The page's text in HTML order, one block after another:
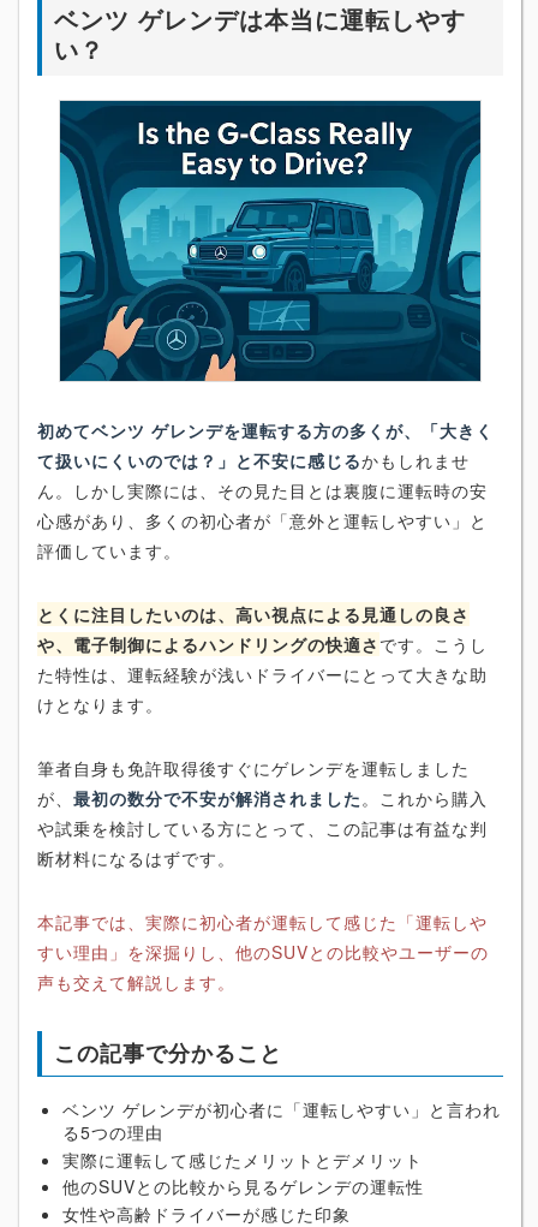
ベンツ ゲレンデは本当に運転しやす
い？
初めてベンツ ゲレンデを運転する方の多くが、「大きく
て扱いにくいのでは？」と不安に感じるかもしれませ
ん。しかし実際には、その見た目とは裏腹に運転時の安
心感があり、多くの初心者が「意外と運転しやすい」と
評価しています。
とくに注目したいのは、高い視点による見通しの良さ
や、電子制御によるハンドリングの快適さ です。こうし
た特性は、運転経験が浅いドライバーにとって大きな助
けとなります。
筆者自身も免許取得後すぐにゲレンデを運転しました
が、 最初の数分で不安が解消されました。これから購入
や試乗を検討している方にとって、この記事は有益な判
断材料になるはずです。
本記事では、実際に初心者が運転して感じた「運転しや
すい理由」を深掘りし、他のSUVとの比較やユーザーの
声も交えて解説します。
この記事で分かること
ベンツ ゲレンデが初心者に「運転しやすい」と言われ
る5つの理由
実際に運転して感じたメリットとデメリット
他のSUVとの比較から見るゲレンデの運転性
女性や高齢ドライバーが感じた印象